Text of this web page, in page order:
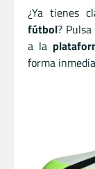
¿Ya tienes
fútbol?
a la
forma